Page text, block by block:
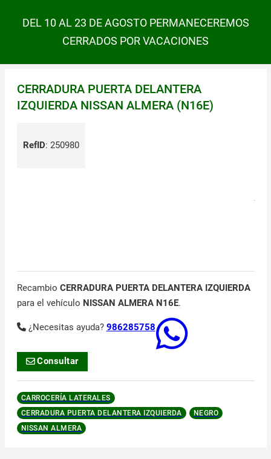
DEL 10 AL 23 DE AGOSTO PERMANECEREMOS
CERRADOS POR VACACIONES
CERRADURA PUERTA DELANTERA
IZQUIERDA NISSAN ALMERA (N16E)
RefID: 250980
Recambio CERRADURA PUERTA DELANTERA IZQUIERDA
para el vehículo NISSAN ALMERA N16E.
¿Necesitas ayuda? 986285758
Consultar
CARROCERÍA LATERALES
CERRADURA PUERTA DELANTERA IZQUIERDA
NEGRO
NISSAN ALMERA